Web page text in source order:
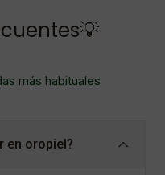
más habituales
en oropiel?